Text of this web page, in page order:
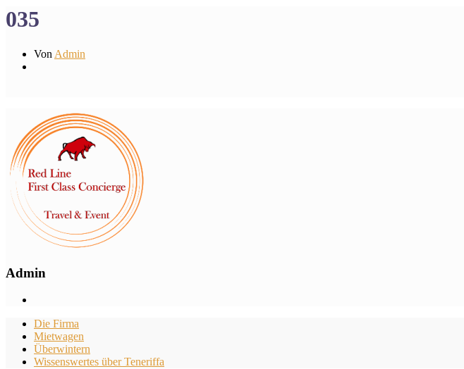
035
Von Admin
Admin
Die Firma
Mietwagen
Überwintern
Wissenswertes über Teneriffa